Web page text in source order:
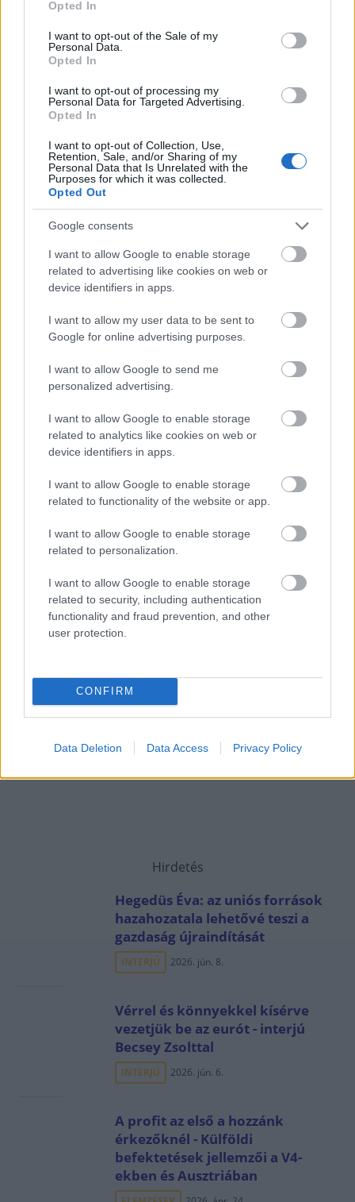
use your data for below specified purposes in below Google
consent section.
Opted In
I want to opt-out of the Sale of my
Personal Data.
Opted In
I want to opt-out of processing my
Personal Data for Targeted Advertising.
Opted In
I want to opt-out of Collection, Use,
Retention, Sale, and/or Sharing of my
Personal Data that Is Unrelated with the
Purposes for which it was collected.
Opted Out
Google consents
I want to allow Google to enable storage
related to advertising like cookies on web or
device identifiers in apps.
I want to allow my user data to be sent to
Google for online advertising purposes.
I want to allow Google to send me
personalized advertising.
I want to allow Google to enable storage
related to analytics like cookies on web or
device identifiers in apps.
I want to allow Google to enable storage
related to functionality of the website or app.
I want to allow Google to enable storage
related to personalization.
I want to allow Google to enable storage
related to security, including authentication
functionality and fraud prevention, and other
user protection.
CONFIRM
Data Deletion Data Access Privacy Policy
takaríthatunk meg otthonunkban
HÍREK 3 órája
Körkép: így csökkentették a bankok a
személyi hitelek kamatait
HÍREK 3 órája
NÉPSZERŰ
Hirdetés
Hegedüs Éva: az uniós források
hazahozatala lehetővé teszi a
gazdaság újraindítását
INTERJÚ 2026. jún. 8.
Vérrel és könnyekkel kísérve
vezetjük be az eurót - interjú
Becsey Zsolttal
INTERJÚ 2026. jún. 6.
A profit az első a hozzánk
érkezőknél - Külföldi
befektetések jellemzői a V4-
ekben és Ausztriában